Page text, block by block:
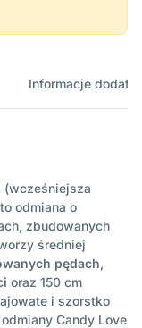
Informacje
(wcześniejsza
odmiana o
zbudowanych
średniej
pędach,
oraz 150 cm
i szorstko
Candy Love